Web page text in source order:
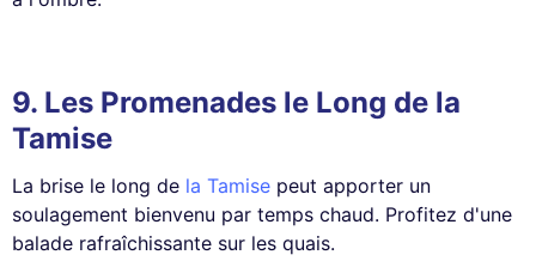
9. Les Promenades le Long de la
Tamise
La brise le long de la Tamise peut apporter un
soulagement bienvenu par temps chaud. Profitez d'une
balade rafraîchissante sur les quais.